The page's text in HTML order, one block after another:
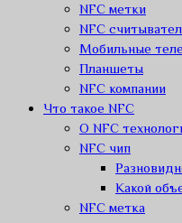
NFC метки
NFC
Мобильные
Планшеты
NFC компании
Что такое NFC
О NFC
NFC чип
Какой
NFC метка